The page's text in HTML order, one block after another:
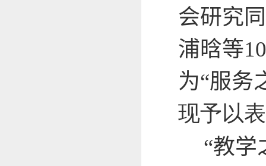
会研究
浦晗等10
为“服务
现予以
“教学